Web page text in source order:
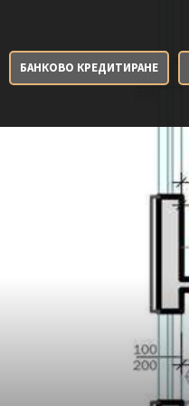
БАНКОВО КРЕДИТИРАНЕ